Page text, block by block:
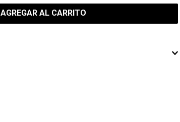
AGREGAR AL CARRITO